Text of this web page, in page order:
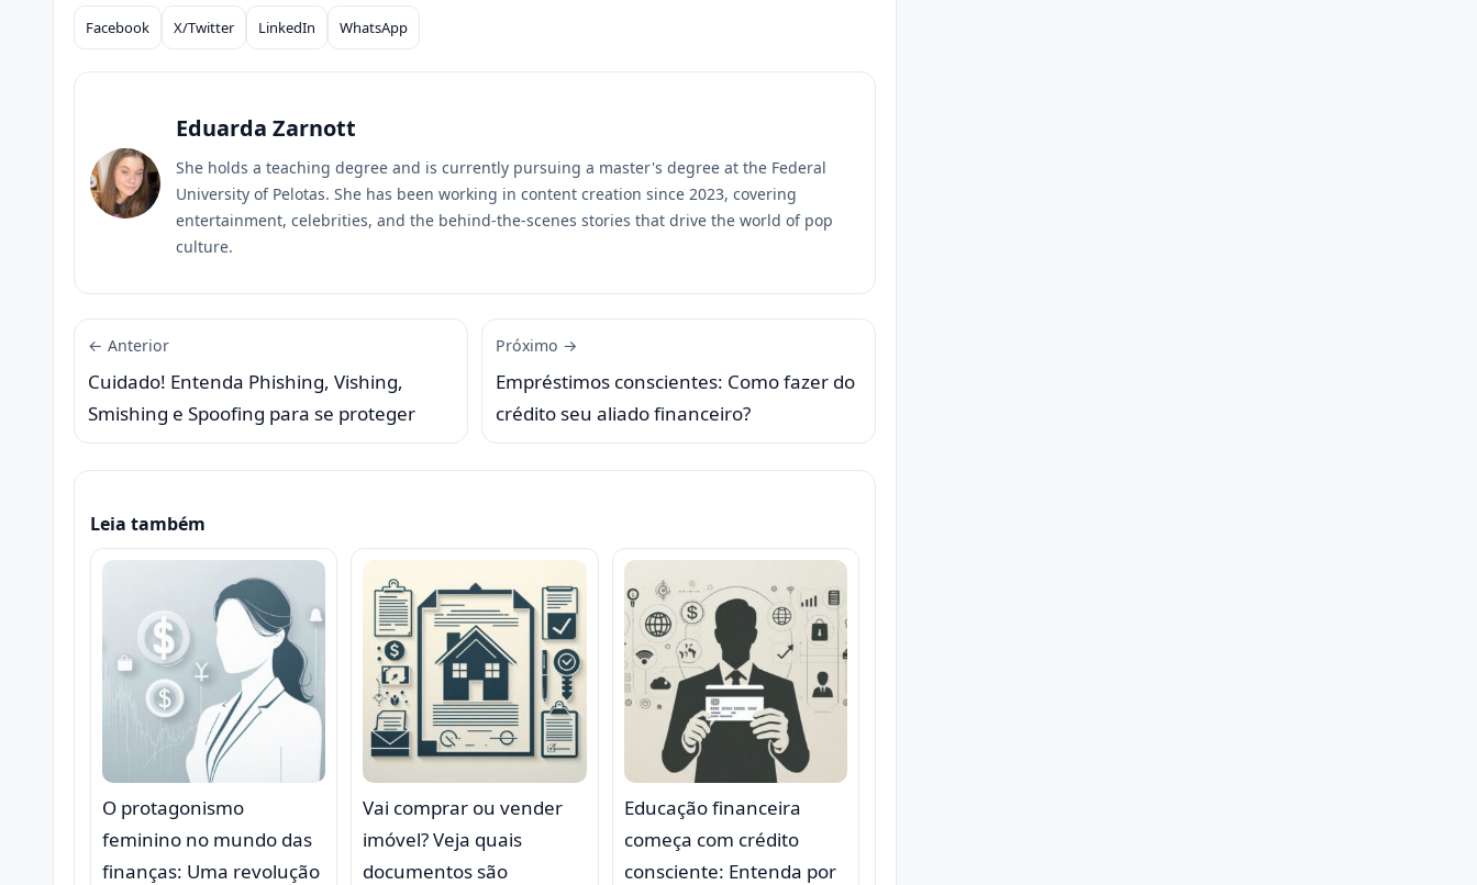
Compartilhar
Facebook X/Twitter LinkedIn WhatsApp
Eduarda Zarnott
She holds a teaching degree and is currently pursuing a master's degree at the Federal
University of Pelotas. She has been working in content creation since 2023, covering
entertainment, celebrities, and the behind-the-scenes stories that drive the world of pop
culture.
← Anterior
Cuidado! Entenda Phishing, Vishing,
Smishing e Spoofing para se proteger
Próximo →
Empréstimos conscientes: Como fazer do
crédito seu aliado financeiro?
Leia também
O protagonismo
feminino no mundo das
finanças: Uma revolução
Vai comprar ou vender
imóvel? Veja quais
documentos são
Educação financeira
começa com crédito
consciente: Entenda por